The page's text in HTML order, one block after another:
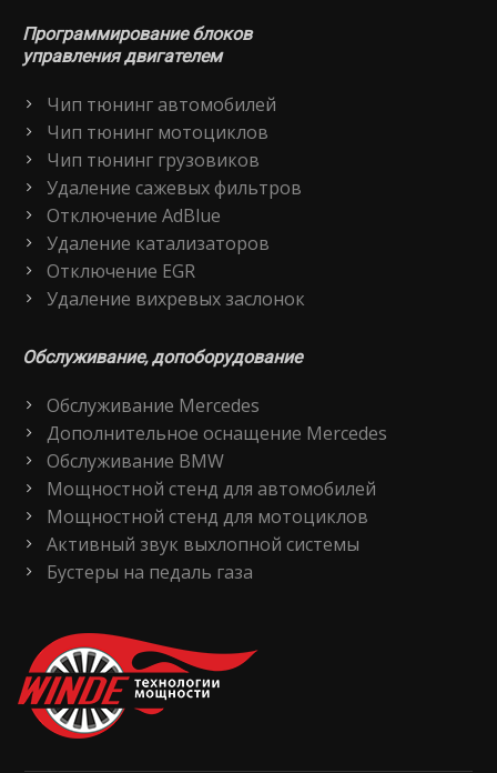
Программирование блоков
управления двигателем
Чип тюнинг автомобилей
Чип тюнинг мотоциклов
Чип тюнинг грузовиков
Удаление сажевых фильтров
Отключение AdBlue
Удаление катализаторов
Отключение EGR
Удаление вихревых заслонок
Обслуживание, допоборудование
Обслуживание Mercedes
Дополнительное оснащение Mercedes
Обслуживание BMW
Мощностной стенд для автомобилей
Мощностной стенд для мотоциклов
Активный звук выхлопной системы
Бустеры на педаль газа